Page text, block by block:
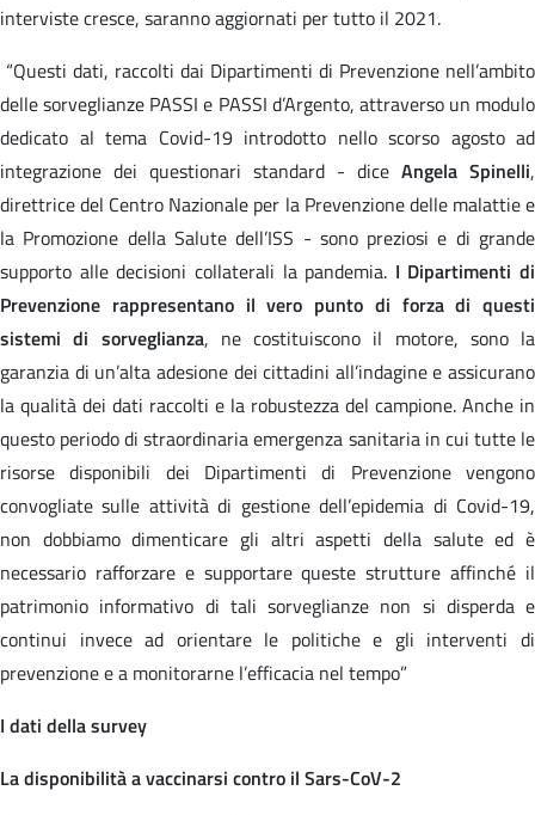
interviste cresce, saranno aggiornati per tutto il 2021.
“Questi dati, raccolti dai Dipartimenti di Prevenzione nell’ambito
delle sorveglianze PASSI e PASSI d’Argento, attraverso un modulo
dedicato al tema Covid-19 introdotto nello scorso agosto ad
integrazione dei questionari standard - dice Angela Spinelli,
direttrice del Centro Nazionale per la Prevenzione delle malattie e
la Promozione della Salute dell’ISS - sono preziosi e di grande
supporto alle decisioni collaterali la pandemia. I Dipartimenti di
Prevenzione rappresentano il vero punto di forza di questi
sistemi di sorveglianza, ne costituiscono il motore, sono la
garanzia di un’alta adesione dei cittadini all’indagine e assicurano
la qualità dei dati raccolti e la robustezza del campione. Anche in
questo periodo di straordinaria emergenza sanitaria in cui tutte le
risorse disponibili dei Dipartimenti di Prevenzione vengono
convogliate sulle attività di gestione dell’epidemia di Covid-19,
non dobbiamo dimenticare gli altri aspetti della salute ed è
necessario rafforzare e supportare queste strutture affinché il
patrimonio informativo di tali sorveglianze non si disperda e
continui invece ad orientare le politiche e gli interventi di
prevenzione e a monitorarne l’efficacia nel tempo”
I dati della survey
La disponibilità a vaccinarsi contro il Sars-CoV-2